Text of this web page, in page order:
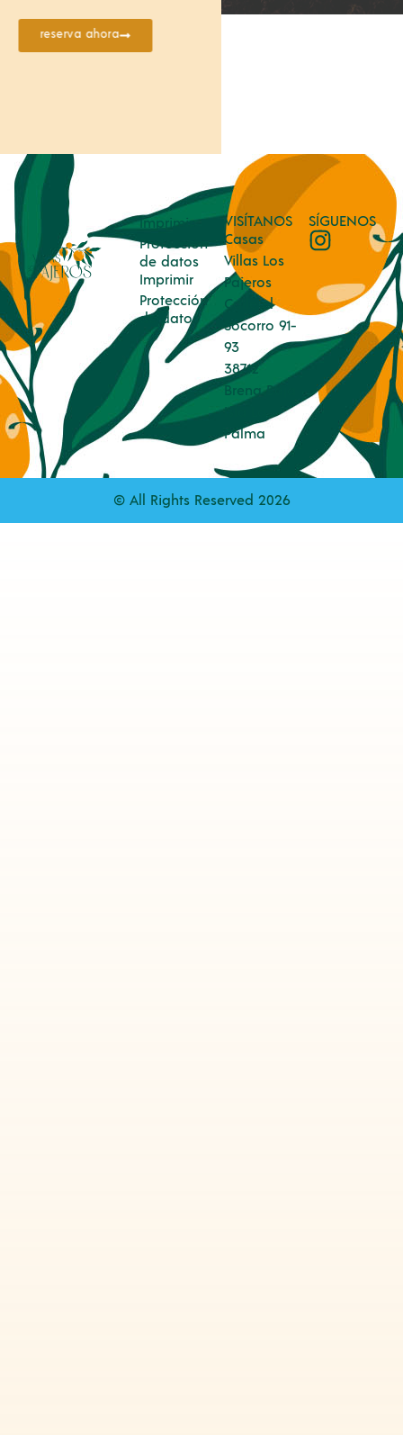
reserva ahora
Imprimir
Protección
de datos
Imprimir
Protección
de datos
VISÍTANOS
Casas
Villas Los
Pajeros
Calle el
Socorro 91-
93
38712
Brena Baja
Isla La
Palma
SÍGUENOS
© All Rights Reserved 2026